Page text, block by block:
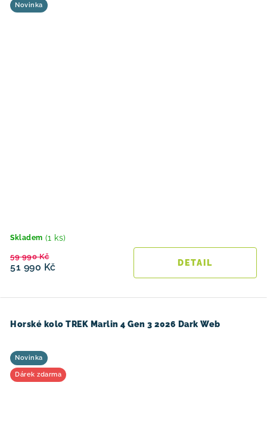
Novinka
Skladem (1 ks)
51 990 Kč
59 990 Kč
Horské kolo TREK Marlin 4 Gen 3 2026 Dark Web
Novinka
Dárek zdarma